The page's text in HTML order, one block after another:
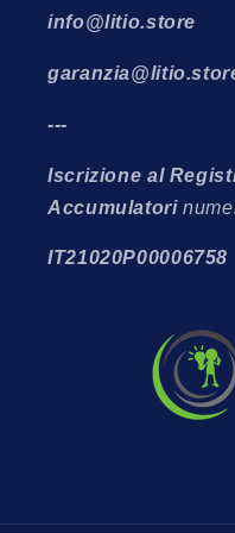
info@litio.store
---
Iscrizione al
Accumulatori
IT21020P00006758